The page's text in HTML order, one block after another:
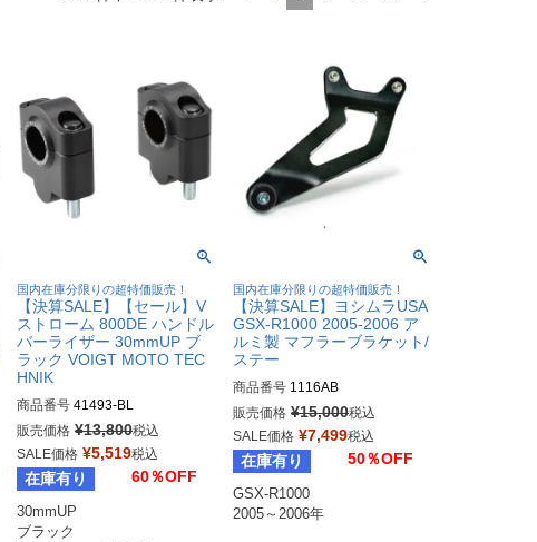
国内在庫分限りの超特価販売！
【決算SALE】【セール】V
ストローム 800DE ハンドル
バーライザー 30mmUP ブ
ラック VOIGT MOTO TEC
HNIK
商品番号 41493-BL
販売価格 ¥13,800税込
SALE価格 ¥5,519税込
在庫有り 60％OFF
30mmUP
ブラック
国内在庫分限りの超特価販売！
【決算SALE】ヨシムラUSA
GSX-R1000 2005-2006 ア
ルミ製 マフラーブラケット/
ステー
商品番号 1116AB
販売価格 ¥15,000税込
SALE価格 ¥7,499税込
在庫有り 50％OFF
GSX-R1000
2005～2006年